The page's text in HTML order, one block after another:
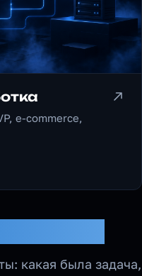
e-commerce,
какая была задача,